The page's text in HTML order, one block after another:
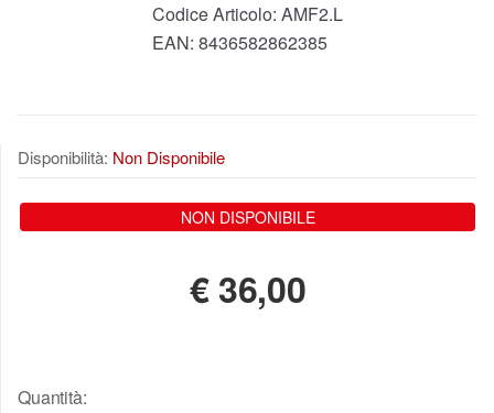
Codice Articolo: AMF2.L
EAN: 8436582862385
Disponibilità: Non Disponibile
NON DISPONIBILE
€36,00
Quantità: